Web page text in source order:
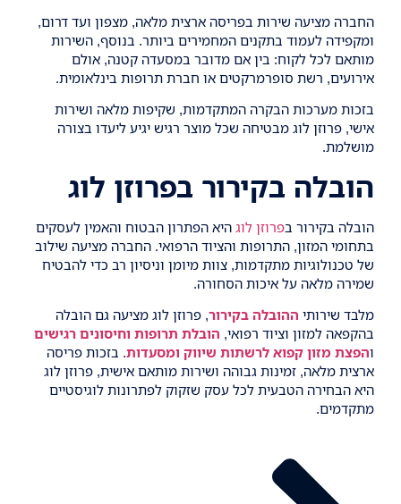
החברה מציעה שירות בפריסה ארצית מלאה, מצפון ועד דרום,
ומקפידה לעמוד בתקנים המחמירים ביותר. בנוסף, השירות
מותאם לכל לקוח: בין אם מדובר במסעדה קטנה, אולם
אירועים, רשת סופרמרקטים או חברת תרופות בינלאומית.
בזכות מערכות הבקרה המתקדמות, שקיפות מלאה ושירות
אישי, פרוזן לוג מבטיחה שכל מוצר רגיש יגיע ליעדו בצורה
מושלמת.
הובלה בקירור בפרוזן לוג
הובלה בקירור בפרוזן לוג היא הפתרון הבטוח והאמין לעסקים
בתחומי המזון, התרופות והציוד הרפואי. החברה מציעה שילוב
של טכנולוגיות מתקדמות, צוות מיומן וניסיון רב כדי להבטיח
שמירה מלאה על איכות הסחורה.
מלבד שירותי ההובלה בקירור, פרוזן לוג מציעה גם הובלה
בהקפאה למזון וציוד רפואי, הובלת תרופות וחיסונים רגישים
והפצת מזון קפוא לרשתות שיווק ומסעדות. בזכות פריסה
ארצית מלאה, זמינות גבוהה ושירות מותאם אישית, פרוזן לוג
היא הבחירה הטבעית לכל עסק שזקוק לפתרונות לוגיסטיים
מתקדמים.